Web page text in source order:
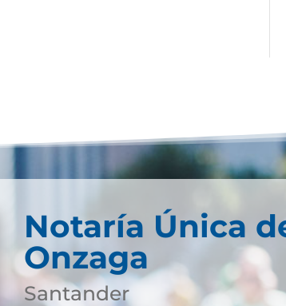
Notaría Única
Onzaga
Santander